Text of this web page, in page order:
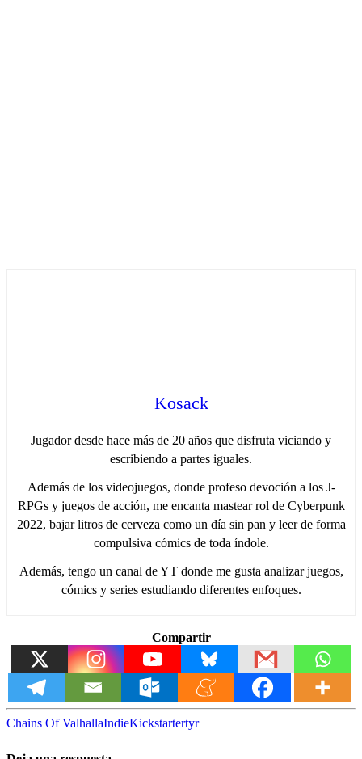
Kosack
Jugador desde hace más de 20 años que disfruta viciando y
escribiendo a partes iguales.
Además de los videojuegos, donde profeso devoción a los J-
RPGs y juegos de acción, me encanta mastear rol de Cyberpunk
2022, bajar litros de cerveza como un día sin pan y leer de forma
compulsiva cómics de toda índole.
Además, tengo un canal de YT donde me gusta analizar juegos,
cómics y series estudiando diferentes enfoques.
Compartir
Chains Of ValhallaIndieKickstartertyr